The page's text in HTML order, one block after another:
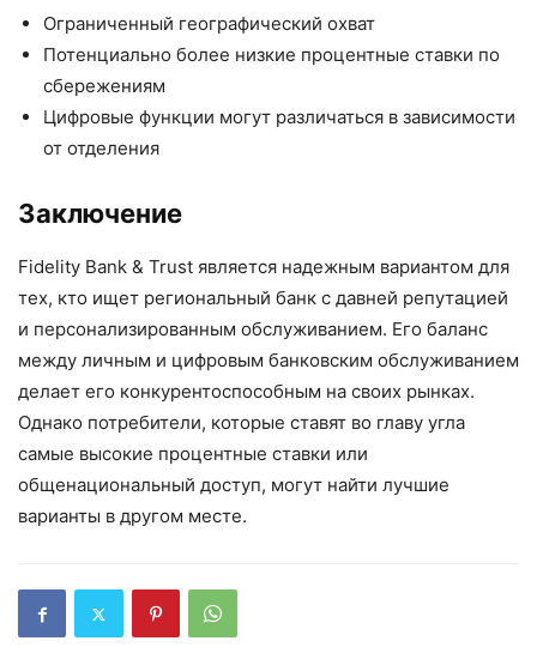
Ограниченный географический охват
Потенциально более низкие процентные ставки по
сбережениям
Цифровые функции могут различаться в зависимости
от отделения
Заключение
Fidelity Bank & Trust является надежным вариантом для
тех, кто ищет региональный банк с давней репутацией
и персонализированным обслуживанием. Его баланс
между личным и цифровым банковским обслуживанием
делает его конкурентоспособным на своих рынках.
Однако потребители, которые ставят во главу угла
самые высокие процентные ставки или
общенациональный доступ, могут найти лучшие
варианты в другом месте.